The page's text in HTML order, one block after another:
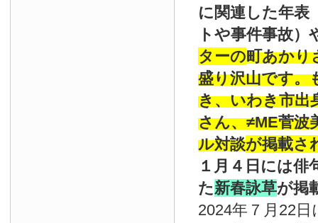
に関連した年表
トや事件事故）
ターの町あかり
盛り沢山です。
き、いわき市出
さん、≠ME菅波
ル対談が掲載さ
１月４日には俳
た新春詠草が掲
2024年７月22